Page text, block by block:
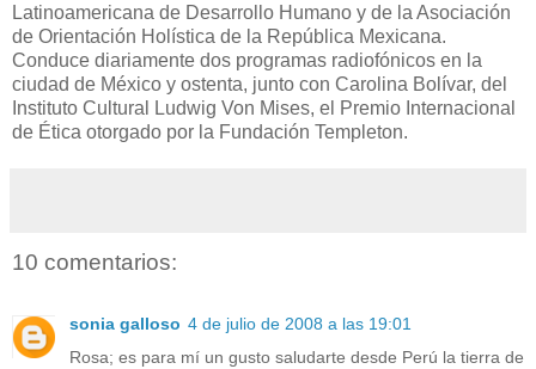
Latinoamericana de Desarrollo Humano y de la Asociación
de Orientación Holística de la República Mexicana.
Conduce diariamente dos programas radiofónicos en la
ciudad de México y ostenta, junto con Carolina Bolívar, del
Instituto Cultural Ludwig Von Mises, el Premio Internacional
de Ética otorgado por la Fundación Templeton.
10 comentarios:
sonia galloso 4 de julio de 2008 a las 19:01
Rosa; es para mí un gusto saludarte desde Perú la tierra de